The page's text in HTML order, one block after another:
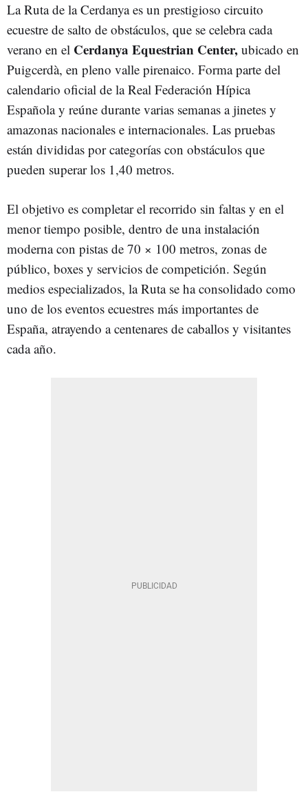
La Ruta de la Cerdanya es un prestigioso circuito
ecuestre de salto de obstáculos, que se celebra cada
verano en el Cerdanya Equestrian Center, ubicado en
Puigcerdà, en pleno valle pirenaico. Forma parte del
calendario oficial de la Real Federación Hípica
Española y reúne durante varias semanas a jinetes y
amazonas nacionales e internacionales. Las pruebas
están divididas por categorías con obstáculos que
pueden superar los 1,40 metros.
El objetivo es completar el recorrido sin faltas y en el
menor tiempo posible, dentro de una instalación
moderna con pistas de 70 × 100 metros, zonas de
público, boxes y servicios de competición. Según
medios especializados, la Ruta se ha consolidado como
uno de los eventos ecuestres más importantes de
España, atrayendo a centenares de caballos y visitantes
cada año.